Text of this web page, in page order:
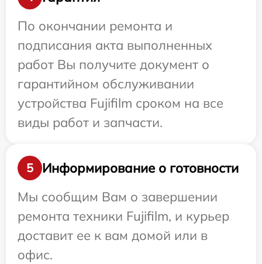
По окончании ремонта и
подписания акта выполненных
работ Вы получите документ о
гарантийном обслуживании
устройства Fujifilm сроком на все
виды работ и запчасти.
5
Информирование о готовности
Мы сообщим Вам о завершении
ремонта техники Fujifilm, и курьер
доставит ее к вам домой или в
офис.